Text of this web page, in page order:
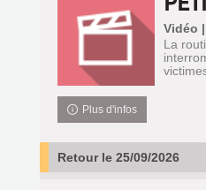
Vidéo
La
Plus d'infos
Retour le 25/09/2026